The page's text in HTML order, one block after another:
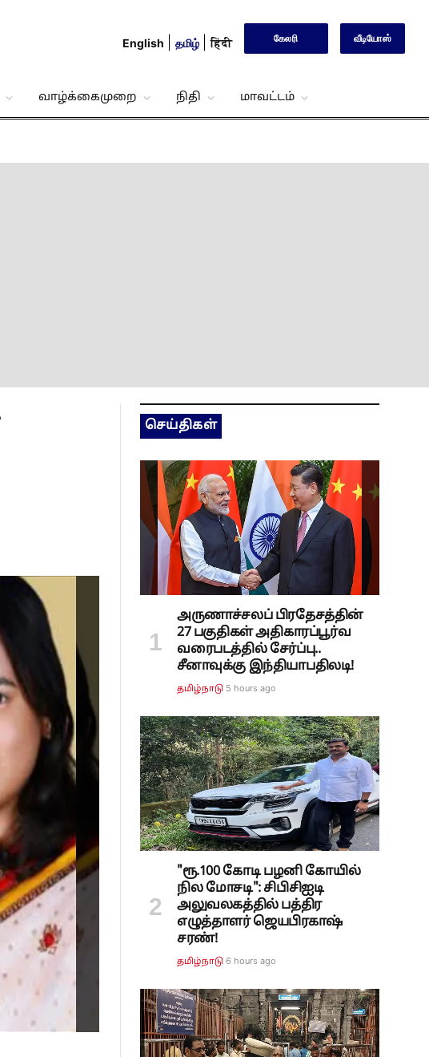
English தமிழ் हिंदी கேலரி வீடியோஸ்
வாழ்க்கைமுறை நிதி மாவட்டம்
செய்திகள்
அருணாச்சலப் பிரதேசத்தின்
27 பகுதிகள் அதிகாரப்பூர்வ
வரைபடத்தில் சேர்ப்பு..
சீனாவுக்கு இந்தியாபதிலடி!
தமிழ்நாடு 5 hours ago
"ரூ.100 கோடி பழனி கோயில்
நில மோசடி": சிபிசிஐடி
அலுவலகத்தில் பத்திர
எழுத்தாளர் ஜெயபிரகாஷ்
சரண்!
தமிழ்நாடு 6 hours ago